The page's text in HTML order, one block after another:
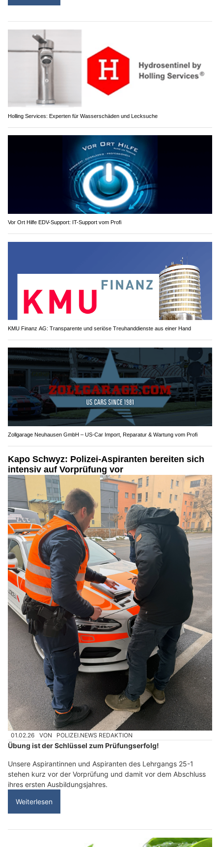
Holling Services: Experten für Wasserschäden und Lecksuche
Vor Ort Hilfe EDV-Support: IT-Support vom Profi
KMU Finanz AG: Transparente und seriöse Treuhanddienste aus einer Hand
Zollgarage Neuhausen GmbH – US-Car Import, Reparatur & Wartung vom Profi
Kapo Schwyz: Polizei-Aspiranten bereiten sich
intensiv auf Vorprüfung vor
01.02.26 VON POLIZEI.NEWS REDAKTION
Übung ist der Schlüssel zum Prüfungserfolg!
Unsere Aspirantinnen und Aspiranten des Lehrgangs 25-1
stehen kurz vor der Vorprüfung und damit vor dem Abschluss
ihres ersten Ausbildungsjahres.
Weiterlesen